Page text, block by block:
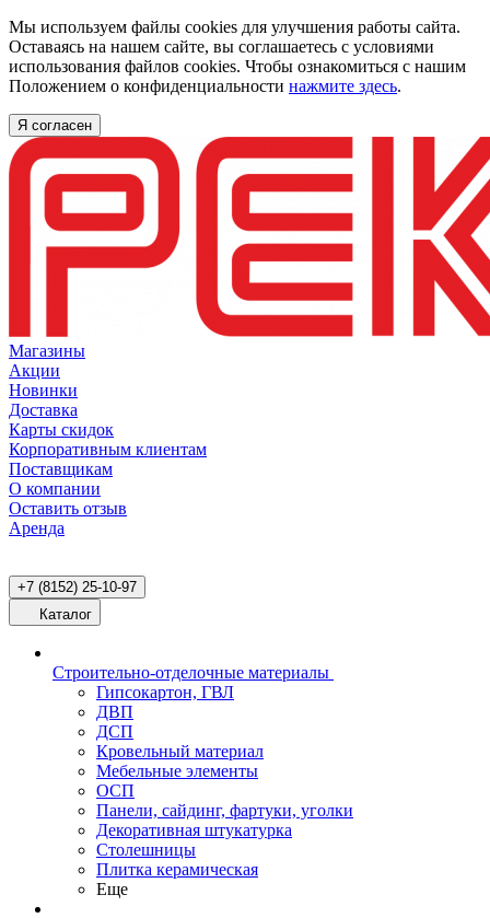
Мы используем файлы cookies для улучшения работы сайта.
Оставаясь на нашем сайте, вы соглашаетесь с условиями
использования файлов cookies. Чтобы ознакомиться с нашим
Положением о конфиденциальности нажмите здесь.
Я согласен
Магазины
Акции
Новинки
Доставка
Карты скидок
Корпоративным клиентам
Поставщикам
О компании
Оставить отзыв
Аренда
+7 (8152) 25-10-97
Каталог
Строительно-отделочные материалы
Гипсокартон, ГВЛ
ДВП
ДСП
Кровельный материал
Мебельные элементы
ОСП
Панели, сайдинг, фартуки, уголки
Декоративная штукатурка
Столешницы
Плитка керамическая
Еще